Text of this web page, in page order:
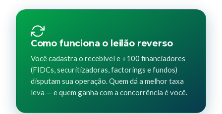
Como funciona o leilão reverso
Você cadastra o recebível e +100 financiadores
(FIDCs, securitizadoras, factorings e fundos)
disputam sua operação. Quem dá a melhor taxa
leva — e quem ganha com a concorrência é você.